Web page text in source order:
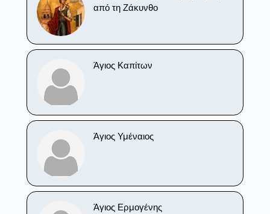
από τη Ζάκυνθο
Άγιος Καπίτων
Άγιος Υμέναιος
Άγιος Ερμογένης